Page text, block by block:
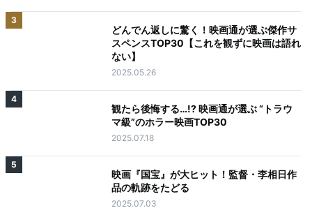
3
どんでん返しに驚く！映画通が選ぶ傑作サ
スペンスTOP30【これを観ずに映画は語れ
ない】
2025.05.26
4
観たら後悔する…!? 映画通が選ぶ “トラウ
マ級”のホラー映画TOP30
2025.07.18
5
映画『国宝』が大ヒット！監督・李相日作
品の軌跡をたどる
2025.07.03